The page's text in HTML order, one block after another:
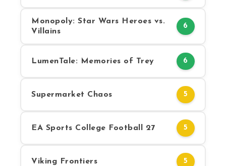
Monopoly: Star Wars Heroes vs.
Villains
6
LumenTale: Memories of Trey 6
Supermarket Chaos 5
EA Sports College Football 27 5
Viking Frontiers 5